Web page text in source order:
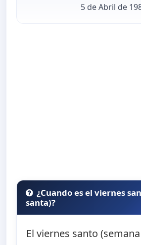
5 de Abril de
¿Cuando es el viernes
santa)?
El viernes santo